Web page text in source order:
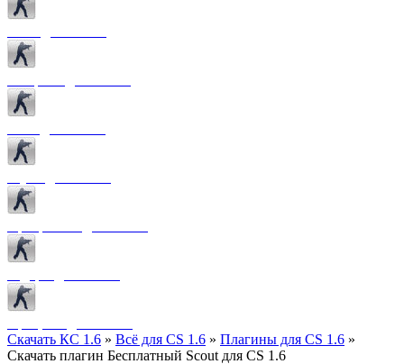
Скачать КС 1.6 » Всё для CS 1.6 » Плагины для CS 1.6 »
Скачать плагин Бесплатный Scout для CS 1.6